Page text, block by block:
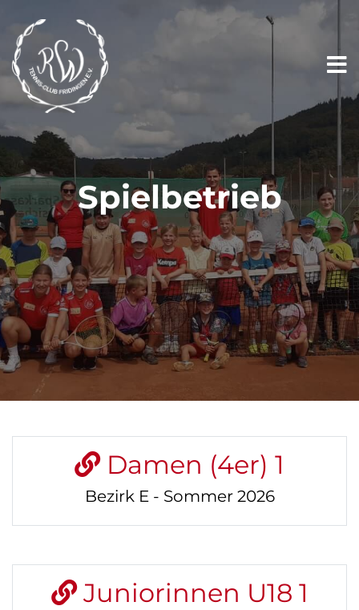
Spielbetrieb
Damen (4er) 1
Bezirk E - Sommer 2026
Juniorinnen U18 1